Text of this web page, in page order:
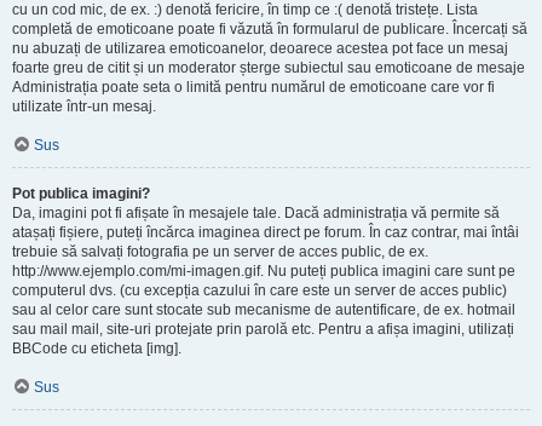
cu un cod mic, de ex. :) denotă fericire, în timp ce :( denotă tristețe. Lista
completă de emoticoane poate fi văzută în formularul de publicare. Încercați să
nu abuzați de utilizarea emoticoanelor, deoarece acestea pot face un mesaj
foarte greu de citit și un moderator șterge subiectul sau emoticoane de mesaje
Administrația poate seta o limită pentru numărul de emoticoane care vor fi
utilizate într-un mesaj.
Sus
Pot publica imagini?
Da, imagini pot fi afișate în mesajele tale. Dacă administrația vă permite să
atașați fișiere, puteți încărca imaginea direct pe forum. În caz contrar, mai întâi
trebuie să salvați fotografia pe un server de acces public, de ex.
http://www.ejemplo.com/mi-imagen.gif. Nu puteți publica imagini care sunt pe
computerul dvs. (cu excepția cazului în care este un server de acces public)
sau al celor care sunt stocate sub mecanisme de autentificare, de ex. hotmail
sau mail mail, site-uri protejate prin parolă etc. Pentru a afișa imagini, utilizați
BBCode cu eticheta [img].
Sus